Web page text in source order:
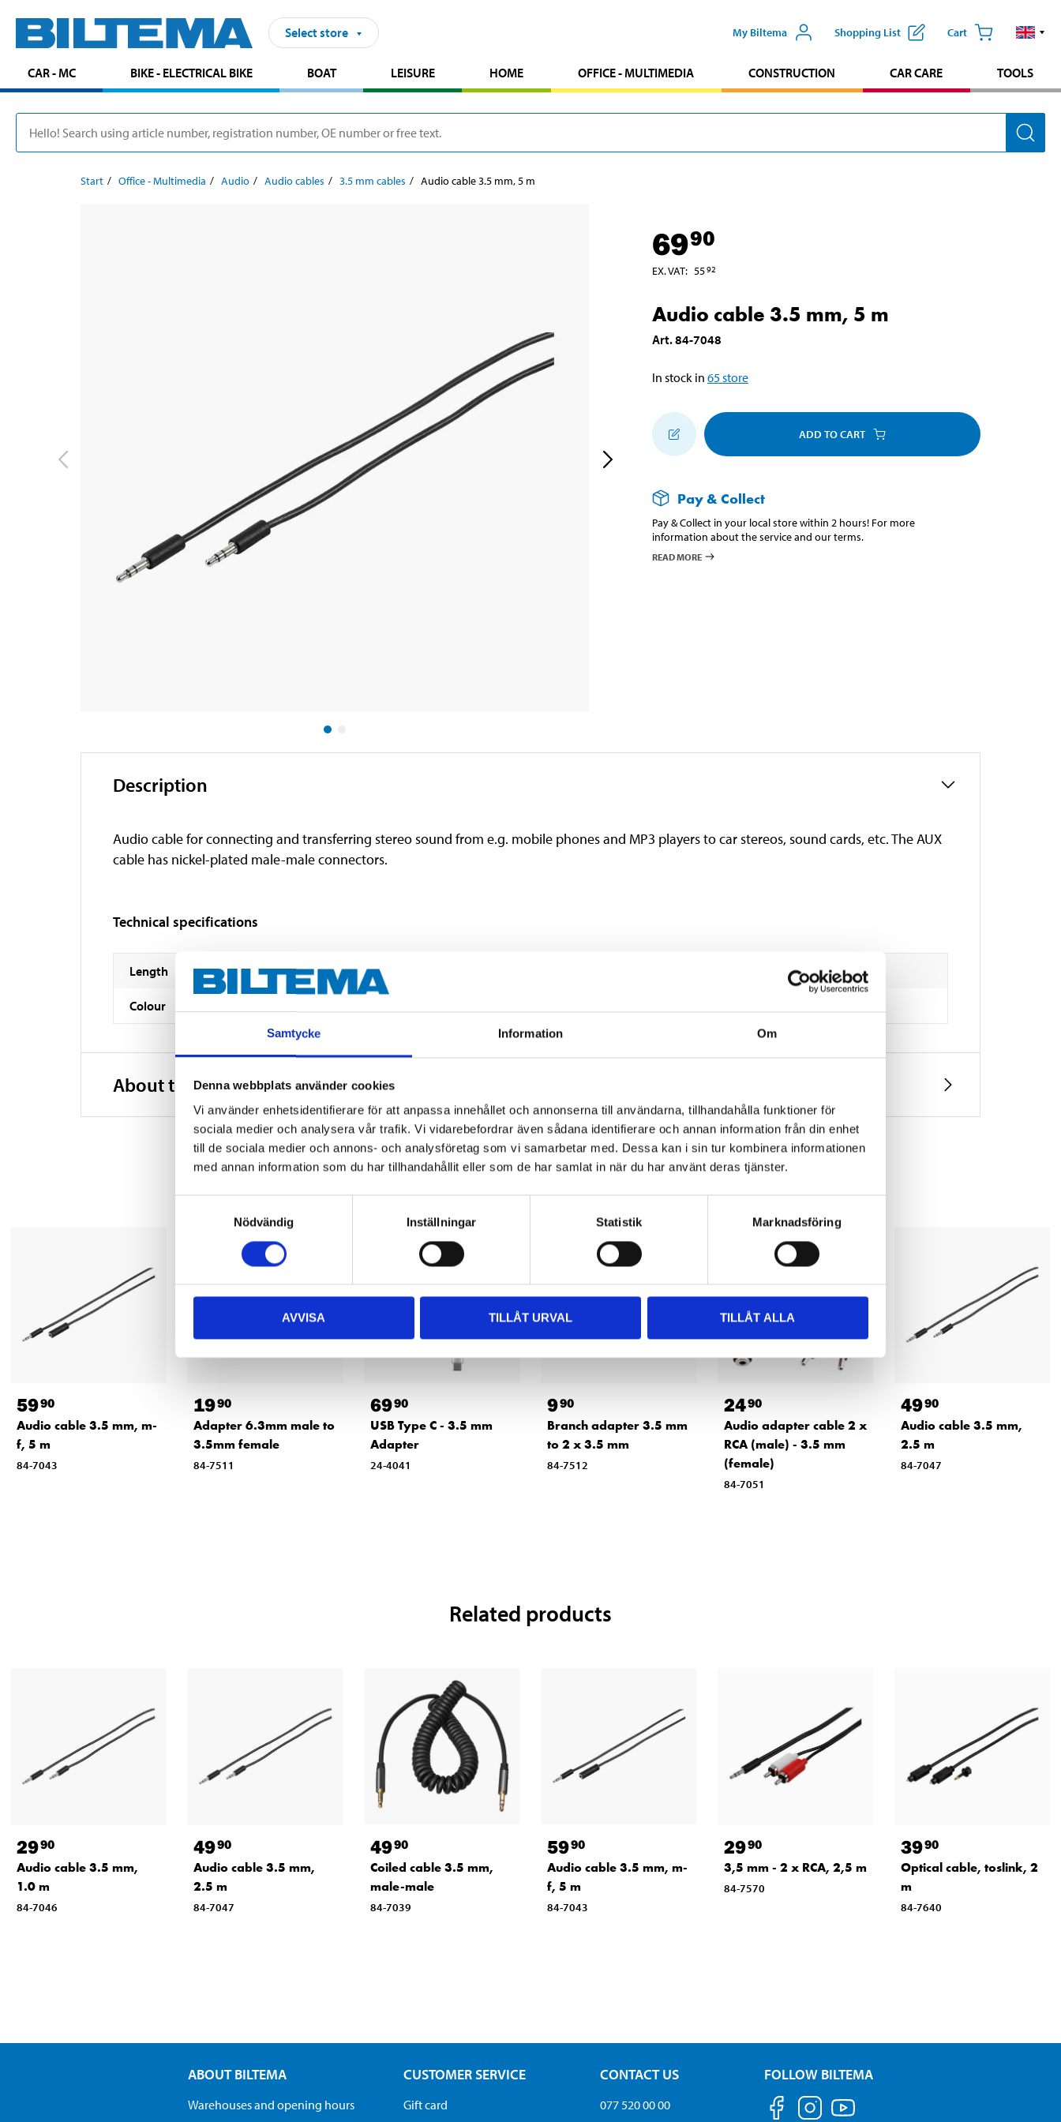
Samtycke Information Om
Denna webbplats använder cookies
Vi använder enhetsidentifierare för att anpassa innehållet och annonserna till användarna, tillhandahålla funktioner för
sociala medier och analysera vår trafik. Vi vidarebefordrar även sådana identifierare och annan information från din enhet
till de sociala medier och annons- och analysföretag som vi samarbetar med. Dessa kan i sin tur kombinera informationen
med annan information som du har tillhandahållit eller som de har samlat in när du har använt deras tjänster.
Nödvändig
Inställningar Statistik Marknadsföring
AVVISA TILLÅT URVAL TILLÅT ALLA
Select store My Biltema Shopping List Cart
CAR - MC BIKE - ELECTRICAL BIKE BOAT LEISURE HOME OFFICE - MULTIMEDIA CONSTRUCTION CAR CARE TOOLS
Start Office - Multimedia Audio Audio cables 3.5 mm cables Audio cable 3.5 mm, 5 m
6990
EX. VAT: 5592
Audio cable 3.5 mm, 5 m
Art.84-7048
In stock in 65store
ADD TO CART
Pay & Collect
Pay & Collect in your local store within 2 hours! For more
information about the service and our terms.
READ MORE
Description
Audio cable for connecting and transferring stereo sound from e.g. mobile phones and MP3 players to car stereos, sound cards, etc. The AUX
cable has nickel-plated male-male connectors.
Technical specifications
Length
Colour
About the manufacturer
Other customers also bought
5990
Audio cable 3.5 mm, m-
f, 5 m
84-7043
1990
Adapter 6.3mm male to
3.5mm female
84-7511
6990
USB Type C - 3.5 mm
Adapter
24-4041
990
Branch adapter 3.5 mm
to 2 x 3.5 mm
84-7512
2490
Audio adapter cable 2 x
RCA (male) - 3.5 mm
(female)
84-7051
4990
Audio cable 3.5 mm,
2.5 m
84-7047
Related products
2990
Audio cable 3.5 mm,
1.0 m
84-7046
4990
Audio cable 3.5 mm,
2.5 m
84-7047
4990
Coiled cable 3.5 mm,
male-male
84-7039
5990
Audio cable 3.5 mm, m-
f, 5 m
84-7043
2990
3,5 mm - 2 x RCA, 2,5 m
84-7570
3990
Optical cable, toslink, 2
m
84-7640
ABOUT BILTEMA
Warehouses and opening hours
CUSTOMER SERVICE
Gift card
CONTACT US
077 520 00 00
FOLLOW BILTEMA